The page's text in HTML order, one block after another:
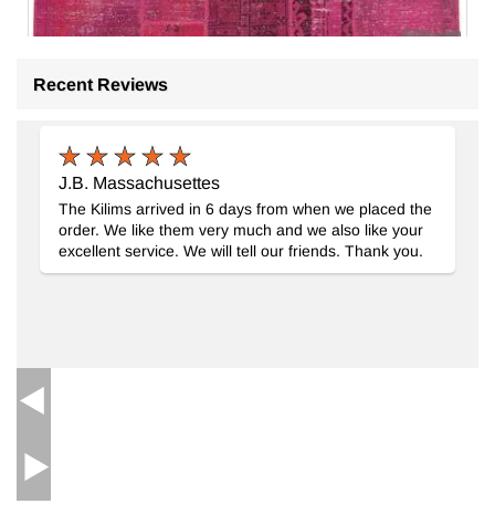
200 cm x 306 cm
27.617
TL
Recent Reviews
J.B. Massachusettes
The Kilims arrived in 6 days from when we placed the
order. We like them very much and we also like your
excellent service. We will tell our friends. Thank you.